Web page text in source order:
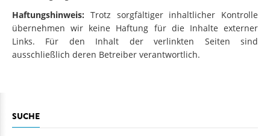
Haftungshinweis: Trotz sorgfältiger inhaltlicher Kontrolle
übernehmen wir keine Haftung für die Inhalte externer
Links. Für den Inhalt der verlinkten Seiten sind
ausschließlich deren Betreiber verantwortlich.
SUCHE